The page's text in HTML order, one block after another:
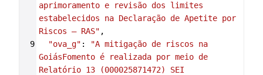
aprimoramento e revisão dos limites
estabelecidos na Declaração de Apetite por
Riscos – RAS" ,
9
"ova_g" :
"A mitigação de riscos na
GoiásFomento é realizada por meio de
Relatório 13 (000025871472) SEI